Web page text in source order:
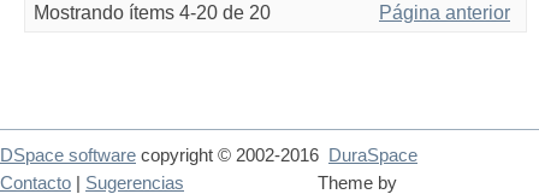
Mostrando ítems 4-20 de 20 Página anterior
DSpace software copyright © 2002-2016
DuraSpace
Theme by
Contacto Sugerencias